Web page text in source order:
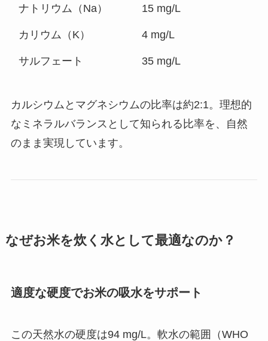
ナトリウム（Na） 15 mg/L
カリウム（K） 4 mg/L
サルフェート 35 mg/L
カルシウムとマグネシウムの比率は約2:1。理想的
なミネラルバランスとして知られる比率を、自然
のまま実現しています。
なぜお米を炊く水として最適なのか？
適度な硬度でお米の吸水をサポート
この天然水の硬度は94 mg/L。軟水の範囲（WHO